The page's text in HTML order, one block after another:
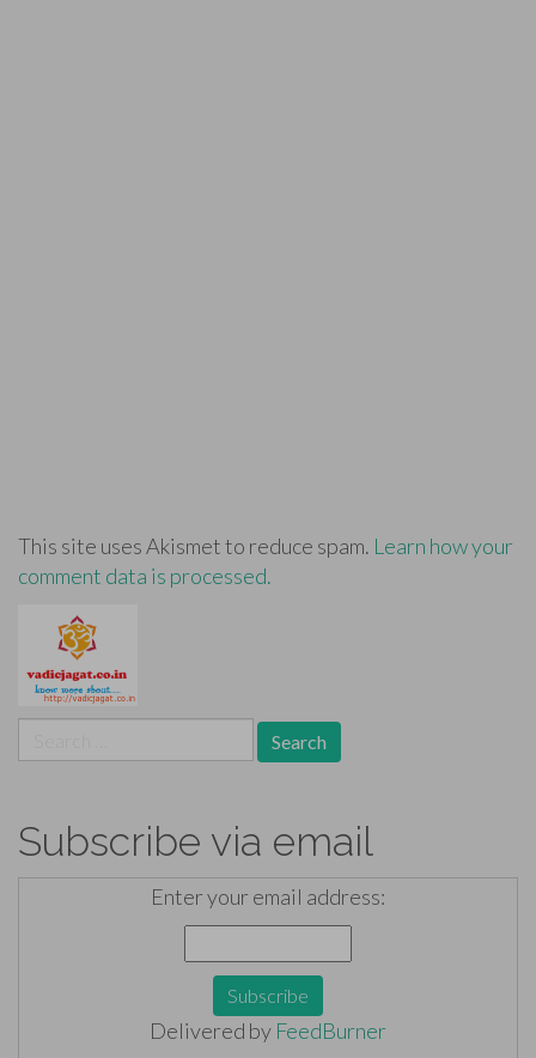
This site uses Akismet to reduce spam. Learn how your
comment data is processed.
for:
Subscribe via email
Enter your email address:
Delivered by FeedBurner